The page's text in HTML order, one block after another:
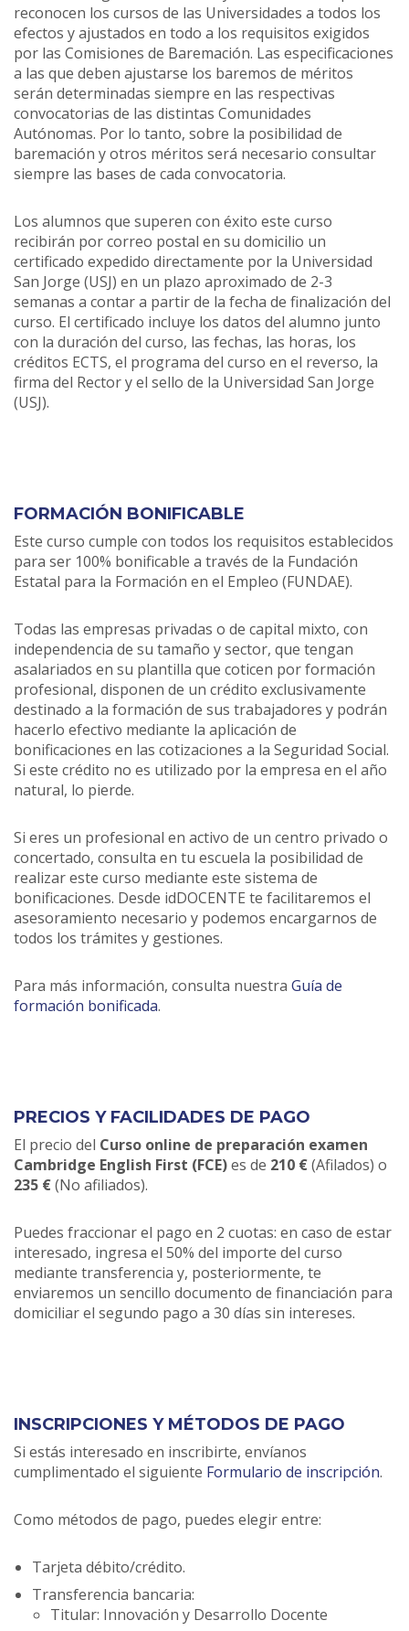
reconocen los cursos de las Universidades a todos los
efectos y ajustados en todo a los requisitos exigidos
por las Comisiones de Baremación. Las especificaciones
a las que deben ajustarse los baremos de méritos
serán determinadas siempre en las respectivas
convocatorias de las distintas Comunidades
Autónomas. Por lo tanto, sobre la posibilidad de
baremación y otros méritos será necesario consultar
siempre las bases de cada convocatoria.
Los alumnos que superen con éxito este curso
recibirán por correo postal en su domicilio un
certificado expedido directamente por la Universidad
San Jorge (USJ) en un plazo aproximado de 2-3
semanas a contar a partir de la fecha de finalización del
curso. El certificado incluye los datos del alumno junto
con la duración del curso, las fechas, las horas, los
créditos ECTS, el programa del curso en el reverso, la
firma del Rector y el sello de la Universidad San Jorge
(USJ).
FORMACIÓN BONIFICABLE
Este curso cumple con todos los requisitos establecidos
para ser 100% bonificable a través de la Fundación
Estatal para la Formación en el Empleo (FUNDAE).
Todas las empresas privadas o de capital mixto, con
independencia de su tamaño y sector, que tengan
asalariados en su plantilla que coticen por formación
profesional, disponen de un crédito exclusivamente
destinado a la formación de sus trabajadores y podrán
hacerlo efectivo mediante la aplicación de
bonificaciones en las cotizaciones a la Seguridad Social.
Si este crédito no es utilizado por la empresa en el año
natural, lo pierde.
Si eres un profesional en activo de un centro privado o
concertado, consulta en tu escuela la posibilidad de
realizar este curso mediante este sistema de
bonificaciones. Desde idDOCENTE te facilitaremos el
asesoramiento necesario y podemos encargarnos de
todos los trámites y gestiones.
Para más información, consulta nuestra Guía de
formación bonificada.
PRECIOS Y FACILIDADES DE PAGO
El precio del Curso online de preparación examen
Cambridge English First (FCE)es de 210 €(Afilados) o
235 €(No afiliados).
Puedes fraccionar el pago en 2 cuotas: en caso de estar
interesado, ingresa el 50% del importe del curso
mediante transferencia y, posteriormente, te
enviaremos un sencillo documento de financiación para
domiciliar el segundo pago a 30 días sin intereses.
INSCRIPCIONES Y MÉTODOS DE PAGO
Si estás interesado en inscribirte, envíanos
cumplimentado el siguiente Formulario de inscripción.
Como métodos de pago, puedes elegir entre:
Tarjeta débito/crédito.
Transferencia bancaria:
Titular: Innovación y Desarrollo Docente